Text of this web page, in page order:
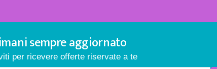
sempre aggiornato
per ricevere offerte riservate a te